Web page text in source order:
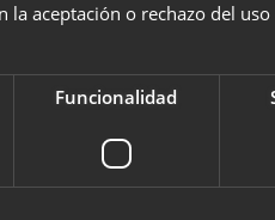
los datos de tus
aceptación o rechazo del
Funcionalidad